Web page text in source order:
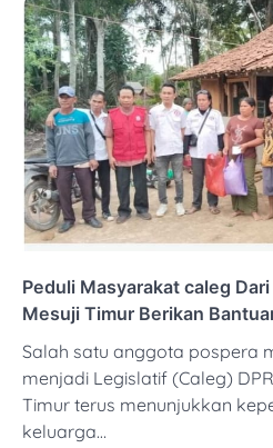
Peduli Masyarakat caleg
Mesuji Timur Berikan
Salah satu anggota pospera
menjadi Legislatif (Caleg)
Timur terus menunjukkan
keluarga…